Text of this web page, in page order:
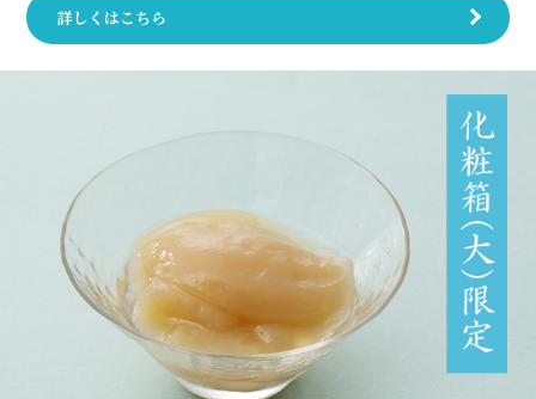
詳しくはこちら